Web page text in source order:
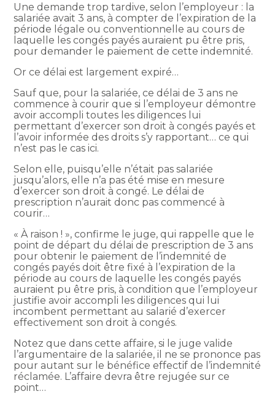
Une demande trop tardive, selon l’employeur : la
salariée avait 3 ans, à compter de l’expiration de la
période légale ou conventionnelle au cours de
laquelle les congés payés auraient pu être pris,
pour demander le paiement de cette indemnité.
Or ce délai est largement expiré…
Sauf que, pour la salariée, ce délai de 3 ans ne
commence à courir que si l’employeur démontre
avoir accompli toutes les diligences lui
permettant d’exercer son droit à congés payés et
l’avoir informée des droits s’y rapportant… ce qui
n’est pas le cas ici.
Selon elle, puisqu’elle n’était pas salariée
jusqu’alors, elle n’a pas été mise en mesure
d’exercer son droit à congé. Le délai de
prescription n’aurait donc pas commencé à
courir…
« À raison ! », confirme le juge, qui rappelle que le
point de départ du délai de prescription de 3 ans
pour obtenir le paiement de l’indemnité de
congés payés doit être fixé à l’expiration de la
période au cours de laquelle les congés payés
auraient pu être pris, à condition que l’employeur
justifie avoir accompli les diligences qui lui
incombent permettant au salarié d’exercer
effectivement son droit à congés.
Notez que dans cette affaire, si le juge valide
l’argumentaire de la salariée, il ne se prononce pas
pour autant sur le bénéfice effectif de l’indemnité
réclamée. L’affaire devra être rejugée sur ce
point…